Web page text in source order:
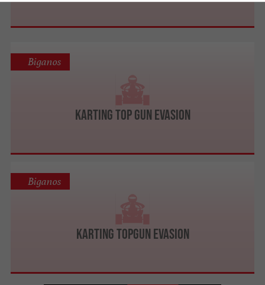
Karting Top Gun Evasion
Biganos
Karting TopGun Evasion
Biganos